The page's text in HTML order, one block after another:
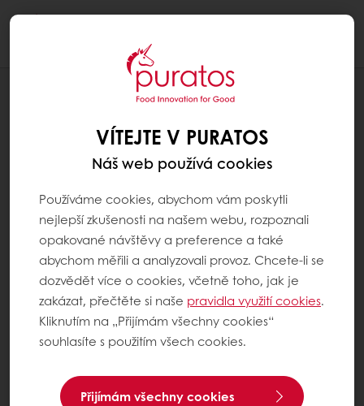
RECEPTY
KŘUPAVÝ BOCHNÍK
VÍTEJTE V PURATOS
Náš web používá cookies
Používáme cookies, abychom vám poskytli
nejlepší zkušenosti na našem webu, rozpoznali
opakované návštěvy a preference a také
abychom měřili a analyzovali provoz. Chcete-li se
dozvědět více o cookies, včetně toho, jak je
zakázat, přečtěte si naše pravidla využití cookies.
Kliknutím na „Přijímám všechny cookies“
souhlasíte s použitím všech cookies.
Přijímám všechny cookies